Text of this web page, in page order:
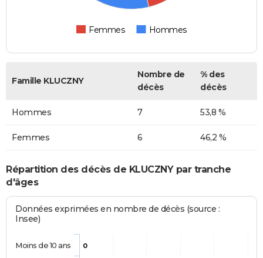
Femmes Hommes
Famille KLUCZNY
Nombre de
décès
% des
décès
Hommes 7 53,8 %
Femmes 6 46,2 %
Répartition des décès de KLUCZNY par tranche
d'âges
Données exprimées en nombre de décès (source :
Insee)
0
Moins de 10 ans